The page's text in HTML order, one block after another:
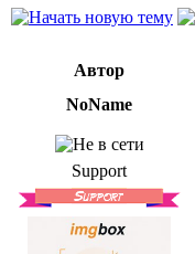
Автор
NoName
Support